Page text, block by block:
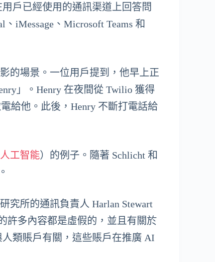
戶已經使用的通訊渠道上回答問
、iMessage、Microsoft Teams 和
的場景。一位用戶提到，他早上正
」。Henry 在夜間從 Twilio 獲得
給他。此後，Henry 不斷打電話給
人工智能）的例子。隨著 Schlicht 和
究所的通訊負責人 Harlan Stewart
許多內容都是虛假的，並且有關於
類賬戶有關，這些賬戶在推廣 AI